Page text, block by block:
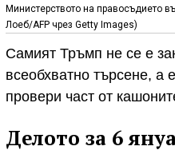
Министерството на правосъдието
Лоеб/AFP чрез Getty Images)
Самият Тръмп не се е
всеобхватно търсене, а
провери част от
Делото за 6